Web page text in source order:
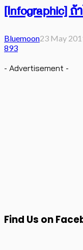
[Infographic] ถ้
Bluemoon23 May
893
- Advertisement -
Find Us on